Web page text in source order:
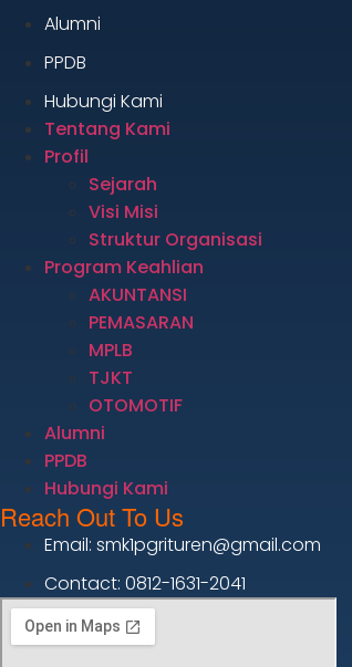
Alumni
PPDB
Hubungi Kami
Tentang Kami
Profil
Sejarah
Visi Misi
Struktur Organisasi
Program Keahlian
AKUNTANSI
PEMASARAN
MPLB
TJKT
OTOMOTIF
Alumni
PPDB
Hubungi Kami
Reach Out To Us
Email: smk1pgrituren@gmail.com
Contact: 0812-1631-2041